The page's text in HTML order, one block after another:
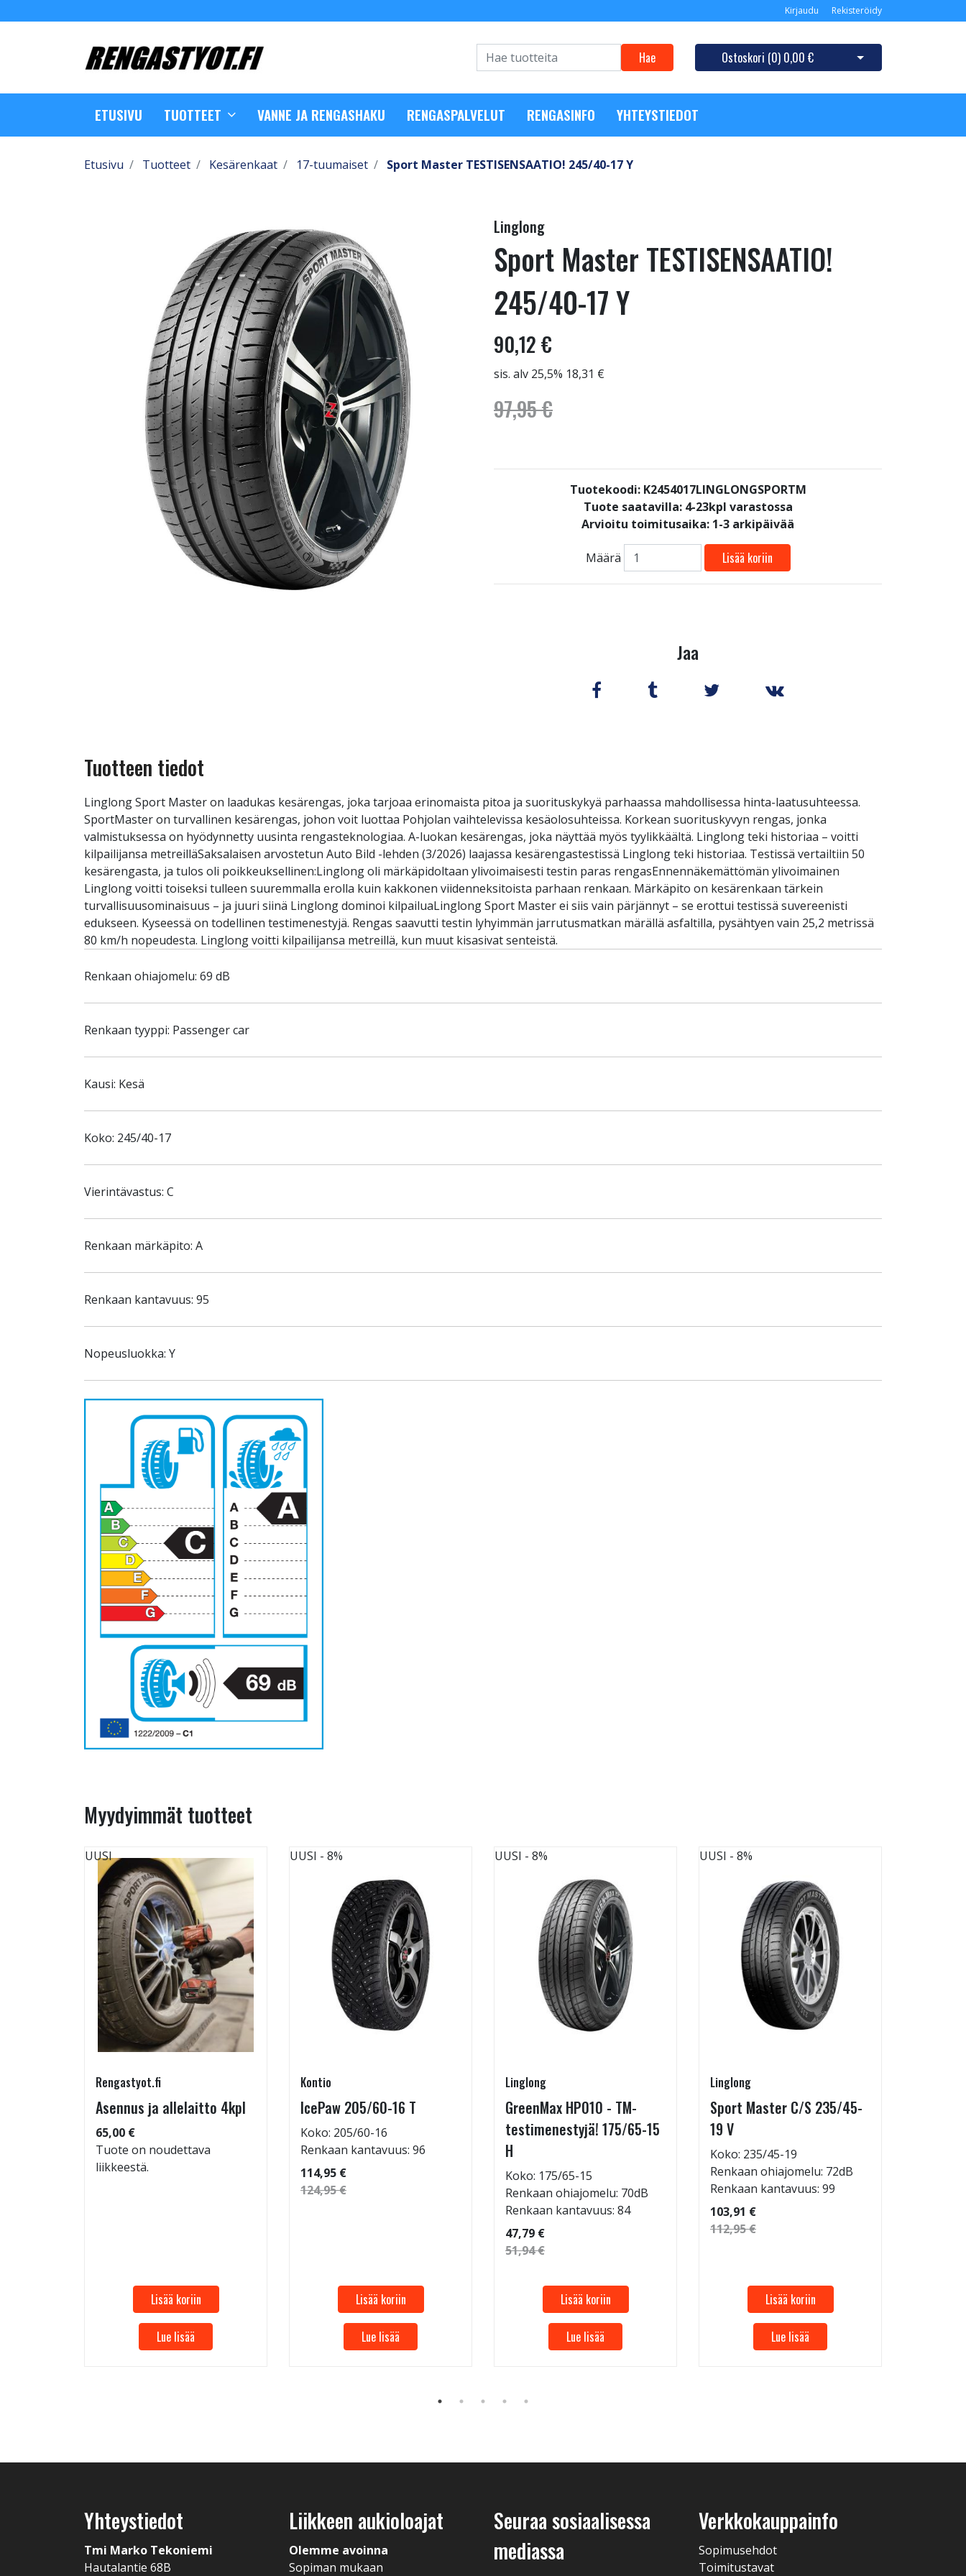
Kirjaudu Rekisteröidy
Hae Ostoskori (0) 0,00 € Avaa ostoskori
ETUSIVU TUOTTEET VANNE JA RENGASHAKU RENGASPALVELUT RENGASINFO YHTEYSTIEDOT
Etusivu Tuotteet Kesärenkaat 17-tuumaiset Sport Master TESTISENSAATIO! 245/40-17 Y
Linglong
Sport Master TESTISENSAATIO!
245/40-17 Y
90,12 €
sis. alv 25,5% 18,31 €
97,95 €
Tuotekoodi: K2454017LINGLONGSPORTM
Tuote saatavilla: 4-23kpl varastossa
Arvioitu toimitusaika: 1-3 arkipäivää
Määrä Lisää koriin
Jaa
Tuotteen tiedot
Linglong Sport Master on laadukas kesärengas, joka tarjoaa erinomaista pitoa ja suorituskykyä parhaassa mahdollisessa hinta-laatusuhteessa.
SportMaster on turvallinen kesärengas, johon voit luottaa Pohjolan vaihtelevissa kesäolosuhteissa. Korkean suorituskyvyn rengas, jonka
valmistuksessa on hyödynnetty uusinta rengasteknologiaa. A-luokan kesärengas, joka näyttää myös tyylikkäältä. Linglong teki historiaa – voitti
kilpailijansa metreilläSaksalaisen arvostetun Auto Bild -lehden (3/2026) laajassa kesärengastestissä Linglong teki historiaa. Testissä vertailtiin 50
kesärengasta, ja tulos oli poikkeuksellinen:Linglong oli märkäpidoltaan ylivoimaisesti testin paras rengasEnnennäkemättömän ylivoimainen
Linglong voitti toiseksi tulleen suuremmalla erolla kuin kakkonen viidenneksitoista parhaan renkaan. Märkäpito on kesärenkaan tärkein
turvallisuusominaisuus – ja juuri siinä Linglong dominoi kilpailuaLinglong Sport Master ei siis vain pärjännyt – se erottui testissä suvereenisti
edukseen. Kyseessä on todellinen testimenestyjä. Rengas saavutti testin lyhyimmän jarrutusmatkan märällä asfaltilla, pysähtyen vain 25,2 metrissä
80 km/h nopeudesta. Linglong voitti kilpailijansa metreillä, kun muut kisasivat senteistä.
Renkaan ohiajomelu: 69 dB
Renkaan tyyppi: Passenger car
Kausi: Kesä
Koko: 245/40-17
Vierintävastus: C
Renkaan märkäpito: A
Renkaan kantavuus: 95
Nopeusluokka: Y
Myydyimmät tuotteet
UUSI
Rengastyot.fi
Asennus ja allelaitto 4kpl
65,00 €
Tuote on noudettava
liikkeestä.
Lisää koriin
Lue lisää
UUSI - 8%
Kontio
IcePaw 205/60-16 T
Koko: 205/60-16
Renkaan kantavuus: 96
114,95 €
124,95 €
Lisää koriin
Lue lisää
UUSI - 8%
Linglong
GreenMax HP010 - TM-
testimenestyjä! 175/65-15
H
Koko: 175/65-15
Renkaan ohiajomelu: 70dB
Renkaan kantavuus: 84
47,79 €
51,94 €
Lisää koriin
Lue lisää
UUSI - 8%
Linglong
Sport Master C/S 235/45-
19 V
Koko: 235/45-19
Renkaan ohiajomelu: 72dB
Renkaan kantavuus: 99
103,91 €
112,95 €
Lisää koriin
Lue lisää
Yhteystiedot
Tmi Marko Tekoniemi
Hautalantie 68B
Liikkeen aukioloajat
Olemme avoinna
Sopiman mukaan
Seuraa sosiaalisessa
mediassa
Verkkokauppainfo
Sopimusehdot
Toimitustavat